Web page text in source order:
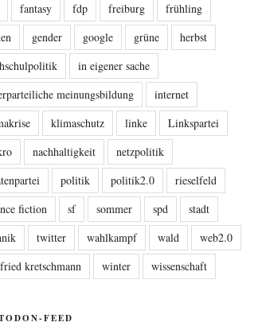
fantasy fdp freiburg
frühling
gender google grüne
herbst
in eigener sache
meinungsbildung
internet
klimaschutz linke
Linkspartei
nachhaltigkeit
netzpolitik
politik politik2.0
rieselfeld
fiction
sf sommer spd
stadt
twitter wahlkampf wald
web2.0
kretschmann
winter wissenschaft
FEED